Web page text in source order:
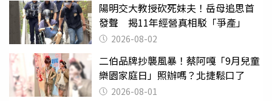
陽明交大教授砍死妹夫！岳母追思首
發聲 揭11年經營真相駁「爭產」
2026-08-02
二伯品牌抄襲風暴！蔡阿嘎「9月兒童
樂園家庭日」照辦嗎？北捷鬆口了
2026-08-01